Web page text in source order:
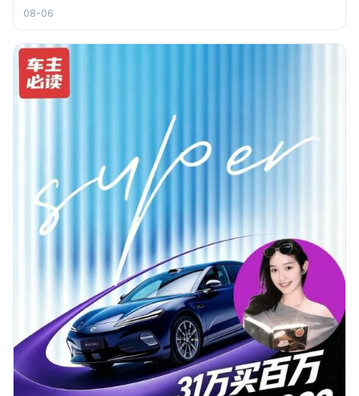
08-06